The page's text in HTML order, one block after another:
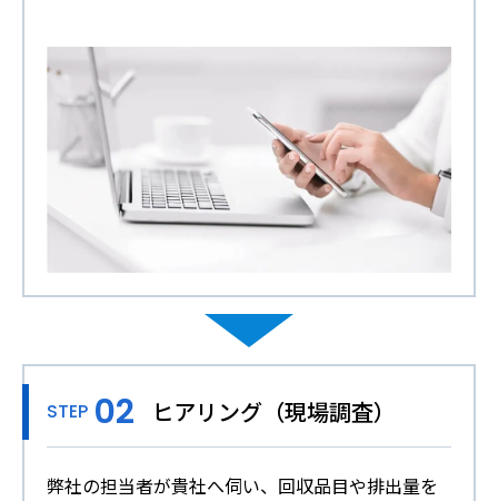
STEP ヒアリング（現場調査）
弊社の担当者が貴社へ伺い、回収品目や排出量を